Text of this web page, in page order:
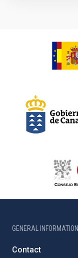
GENERAL INFORMATION
Contact